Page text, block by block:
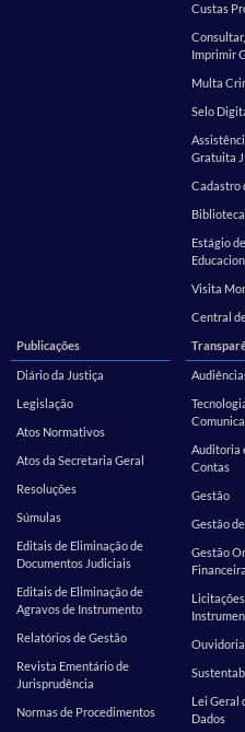
Custas
Imprimir
Multa
Selo
Gratuita
Cadastro
Biblioteca
Estágio
Visita
Central
Publicações
Diário da Justiça
Legislação
Atos Normativos
Atos da Secretaria Geral
Resoluções
Súmulas
Editais de Eliminação de
Documentos Judiciais
Editais de Eliminação de
Agravos de Instrumento
Relatórios de Gestão
Revista Ementário de
Jurisprudência
Normas de Procedimentos
Auditoria
Contas
Gestão
Gestão
Gestão
Financeira
Ouvidoria
Lei Geral
Dados